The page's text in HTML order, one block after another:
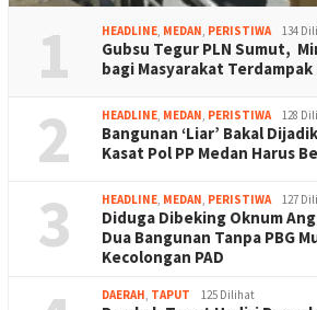
1 HEADLINE, MEDAN, PERISTIWA 134
Gubsu Tegur PLN Sumut,
bagi Masyarakat Terdampak
2 HEADLINE, MEDAN, PERISTIWA 128
Bangunan ‘Liar’ Bakal
Kasat Pol PP Medan Harus
3 HEADLINE, MEDAN, PERISTIWA 127
Diduga Dibeking Oknum
Dua Bangunan Tanpa PBG
Kecolongan PAD
DAERAH, TAPUT 125 Dilihat